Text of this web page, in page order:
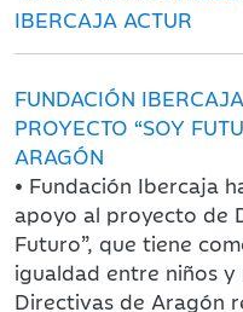
IBERCAJA ACTUR
FUNDACIÓN
PROYECTO “SOY
ARAGÓN
• Fundación Ibercaja
apoyo al proyecto de
Futuro”, que tiene
igualdad entre niños
Directivas de Aragón